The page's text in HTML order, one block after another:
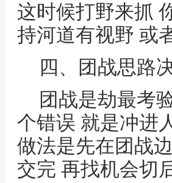
这时候打野来抓
持河道有视野 或
四、团战思路
团战是劫最考
个错误 就是冲进
做法是先在团战
交完 再找机会切